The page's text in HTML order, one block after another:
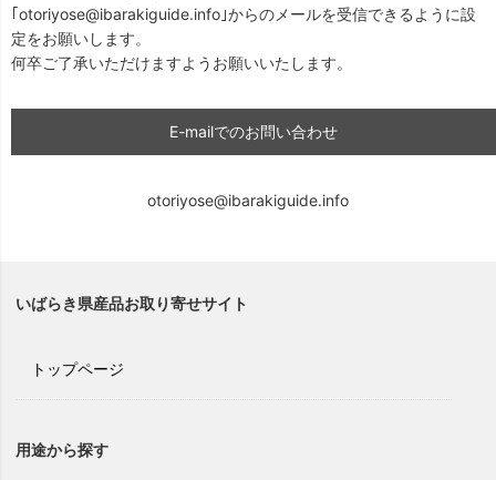
｢otoriyose@ibarakiguide.info｣からのメールを受信できるように設
定をお願いします。
何卒ご了承いただけますようお願いいたします。
E-mailでのお問い合わせ
otoriyose@ibarakiguide.info
いばらき県産品お取り寄せサイト
トップページ
用途から探す